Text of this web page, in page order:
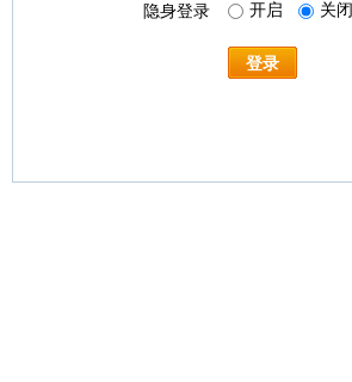
隐身登录 开启 关闭
登录